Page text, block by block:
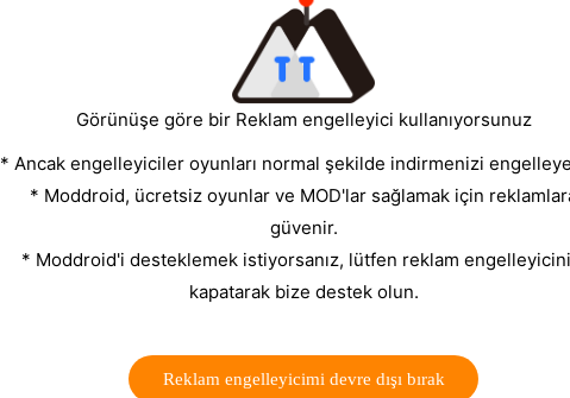
Görünüşe göre bir Reklam engelleyici kullanıyorsunuz
* Ancak engelleyiciler oyunları normal şekilde indirmenizi
* Moddroid, ücretsiz oyunlar ve MOD'lar sağlamak için
güvenir.
* Moddroid'i desteklemek istiyorsanız, lütfen reklam
kapatarak bize destek olun.
Reklam engelleyicimi devre dışı bırak